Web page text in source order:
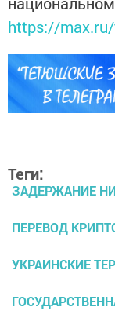
https://
Теги:
ЗАДЕРЖАНИЕ
ПЕРЕВОД
УКРАИНСКИЕ